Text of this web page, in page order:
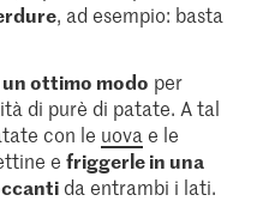
, ad esempio: basta
un ottimo modo per
di purè di patate. A tal
con le uova e le
efriggerle in una
da entrambi i lati.